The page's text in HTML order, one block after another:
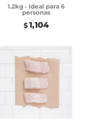
1.2kg - Ideal para 6
personas
$ 1,104
Seleccionar
opciones